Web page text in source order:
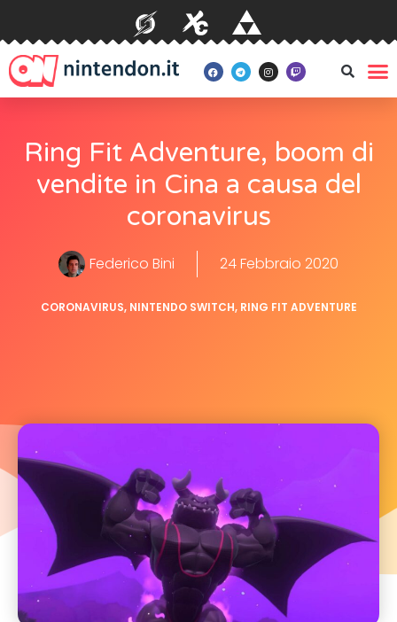
Ring Fit Adventure, boom di
vendite in Cina a causa del
coronavirus
Federico Bini 24 Febbraio 2020
CORONAVIRUS, NINTENDO SWITCH, RING FIT ADVENTURE